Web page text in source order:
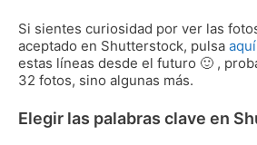
Si sientes curiosidad por ver las
aceptado en Shutterstock, pulsa aquí
estas líneas desde el futuro 🙂 ,
32 fotos, sino algunas más.
Elegir las palabras clave en